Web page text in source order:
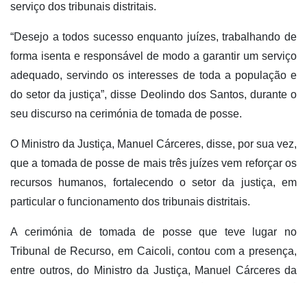
serviço dos tribunais distritais.
“Desejo a todos sucesso enquanto juízes, trabalhando de
forma isenta e responsável de modo a garantir um serviço
adequado, servindo os interesses de toda a população e
do setor da justiça”, disse Deolindo dos Santos, durante o
seu discurso na cerimónia de tomada de posse.
O Ministro da Justiça, Manuel Cárceres, disse, por sua vez,
que a tomada de posse de mais três juízes vem reforçar os
recursos humanos, fortalecendo o setor da justiça, em
particular o funcionamento dos tribunais distritais.
A cerimónia de tomada de posse que teve lugar no
Tribunal de Recurso, em Caicoli, contou com a presença,
entre outros, do Ministro da Justiça, Manuel Cárceres da